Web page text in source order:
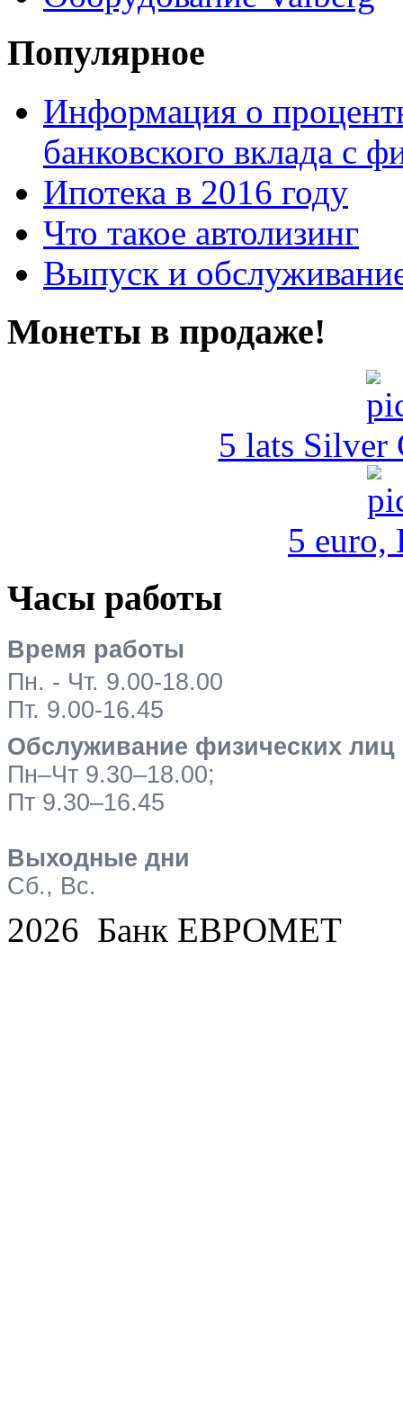
Популярное
Информация о
банковского вклада с
Ипотека в 2016 году
Что такое автолизинг
Выпуск и
Монеты в продаже!
5 lats Silver
5 euro,
Часы работы
Время работы
Пн. - Чт. 9.00-18.00
Пт. 9.00-16.45
Обслуживание физических лиц
Пн–Чт 9.30–18.00;
Пт 9.30–16.45
Выходные дни
Сб., Вс.
2026 Банк ЕВРОМЕТ